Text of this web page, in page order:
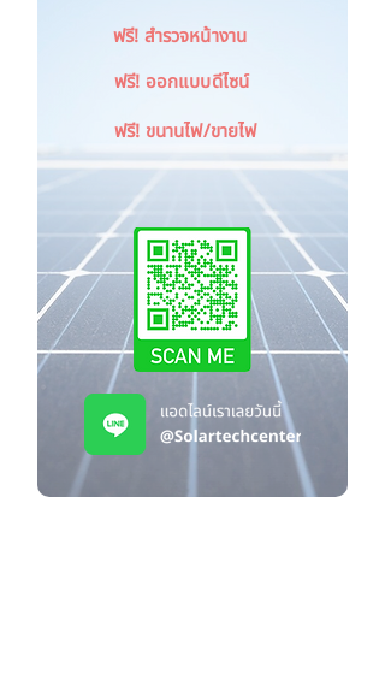
ฟรี! สำรวจหน้างาน
ฟรี! ออกแบบดีไซน์
ฟรี! ขนานไฟ/ขายไฟ